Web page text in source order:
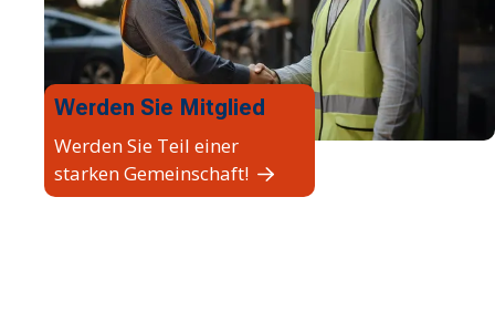
Werden Sie Mitglied
Werden Sie Teil einer
starken Gemeinschaft!